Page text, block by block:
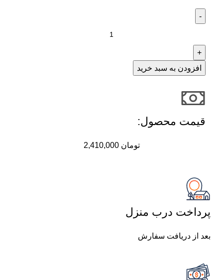
افزودن به سبد خرید
قیمت محصول:​
تومان 2,410,000
پرداخت درب منزل
بعد از دریافت سفارش